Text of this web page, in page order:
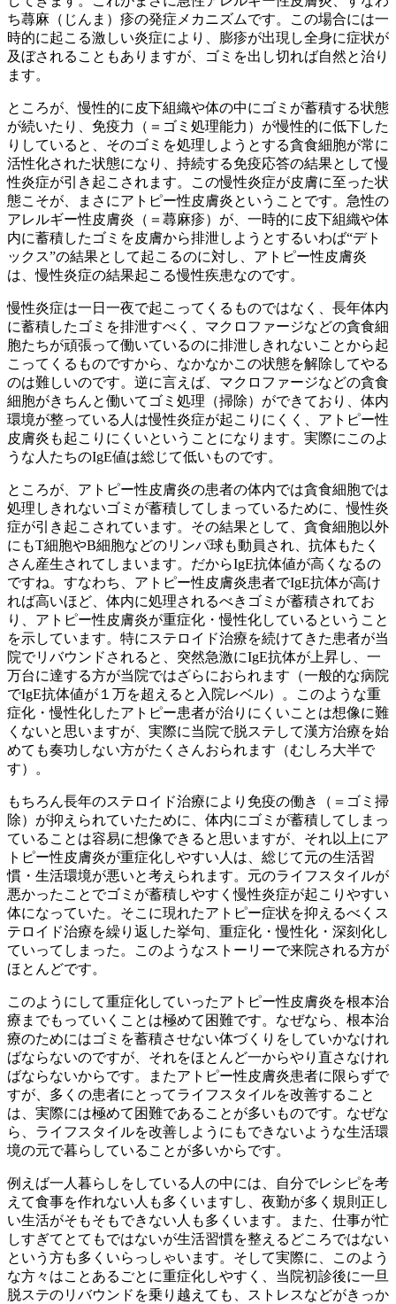
ち蕁麻（じんま）疹の発症メカニズムです。この場合には一
時的に起こる激しい炎症により、膨疹が出現し全身に症状が
及ぼされることもありますが、ゴミを出し切れば自然と治り
ます。
ところが、慢性的に皮下組織や体の中にゴミが蓄積する状態
が続いたり、免疫力（＝ゴミ処理能力）が慢性的に低下した
りしていると、そのゴミを処理しようとする貪食細胞が常に
活性化された状態になり、持続する免疫応答の結果として慢
性炎症が引き起こされます。この慢性炎症が皮膚に至った状
態こそが、まさにアトピー性皮膚炎ということです。急性の
アレルギー性皮膚炎（＝蕁麻疹）が、一時的に皮下組織や体
内に蓄積したゴミを皮膚から排泄しようとするいわば“デト
ックス”の結果として起こるのに対し、アトピー性皮膚炎
は、慢性炎症の結果起こる慢性疾患なのです。
慢性炎症は一日一夜で起こってくるものではなく、長年体内
に蓄積したゴミを排泄すべく、マクロファージなどの貪食細
胞たちが頑張って働いているのに排泄しきれないことから起
こってくるものですから、なかなかこの状態を解除してやる
のは難しいのです。逆に言えば、マクロファージなどの貪食
細胞がきちんと働いてゴミ処理（掃除）ができており、体内
環境が整っている人は慢性炎症が起こりにくく、アトピー性
皮膚炎も起こりにくいということになります。実際にこのよ
うな人たちのIgE値は総じて低いものです。
ところが、アトピー性皮膚炎の患者の体内では貪食細胞では
処理しきれないゴミが蓄積してしまっているために、慢性炎
症が引き起こされています。その結果として、貪食細胞以外
にもT細胞やB細胞などのリンパ球も動員され、抗体もたく
さん産生されてしまいます。だからIgE抗体値が高くなるの
ですね。すなわち、アトピー性皮膚炎患者でIgE抗体が高け
れば高いほど、体内に処理されるべきゴミが蓄積されてお
り、アトピー性皮膚炎が重症化・慢性化しているということ
を示しています。特にステロイド治療を続けてきた患者が当
院でリバウンドされると、突然急激にIgE抗体が上昇し、一
万台に達する方が当院ではざらにおられます（一般的な病院
でIgE抗体値が１万を超えると入院レベル）。このような重
症化・慢性化したアトピー患者が治りにくいことは想像に難
くないと思いますが、実際に当院で脱ステして漢方治療を始
めても奏功しない方がたくさんおられます（むしろ大半で
す）。
もちろん長年のステロイド治療により免疫の働き（＝ゴミ掃
除）が抑えられていたために、体内にゴミが蓄積してしまっ
ていることは容易に想像できると思いますが、それ以上にア
トピー性皮膚炎が重症化しやすい人は、総じて元の生活習
慣・生活環境が悪いと考えられます。元のライフスタイルが
悪かったことでゴミが蓄積しやすく慢性炎症が起こりやすい
体になっていた。そこに現れたアトピー症状を抑えるべくス
テロイド治療を繰り返した挙句、重症化・慢性化・深刻化し
ていってしまった。このようなストーリーで来院される方が
ほとんどです。
このようにして重症化していったアトピー性皮膚炎を根本治
療までもっていくことは極めて困難です。なぜなら、根本治
療のためにはゴミを蓄積させない体づくりをしていかなけれ
ばならないのですが、それをほとんど一からやり直さなけれ
ばならないからです。またアトピー性皮膚炎患者に限らずで
すが、多くの患者にとってライフスタイルを改善すること
は、実際には極めて困難であることが多いものです。なぜな
ら、ライフスタイルを改善しようにもできないような生活環
境の元で暮らしていることが多いからです。
例えば一人暮らしをしている人の中には、自分でレシピを考
えて食事を作れない人も多くいますし、夜勤が多く規則正し
い生活がそもそもできない人も多くいます。また、仕事が忙
しすぎてとてもではないが生活習慣を整えるどころではない
という方も多くいらっしゃいます。そして実際に、このよう
な方々はことあるごとに重症化しやすく、当院初診後に一旦
脱ステのリバウンドを乗り越えても、ストレスなどがきっか